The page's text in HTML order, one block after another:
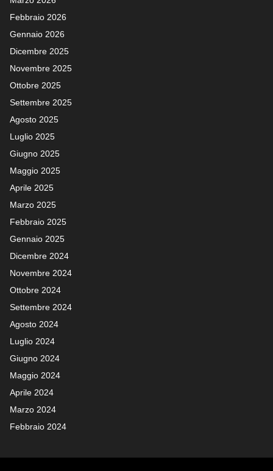
Febbraio 2026
Gennaio 2026
Dicembre 2025
Novembre 2025
Ottobre 2025
Settembre 2025
Agosto 2025
Luglio 2025
Giugno 2025
Maggio 2025
Aprile 2025
Marzo 2025
Febbraio 2025
Gennaio 2025
Dicembre 2024
Novembre 2024
Ottobre 2024
Settembre 2024
Agosto 2024
Luglio 2024
Giugno 2024
Maggio 2024
Aprile 2024
Marzo 2024
Febbraio 2024